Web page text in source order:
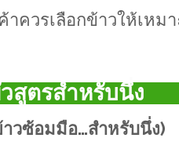
ควรเลือกข้าวให้เหม
สูตรสำหรับนึ่ง
วซ้อมมือ…สำหรับนึ่ง)